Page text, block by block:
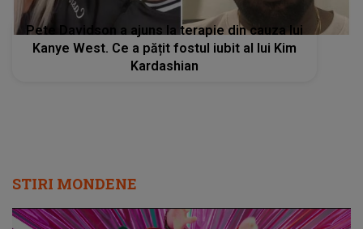
Pete Davidson a ajuns la terapie din cauza lui
Kanye West. Ce a pățit fostul iubit al lui Kim
Kardashian
STIRI MONDENE